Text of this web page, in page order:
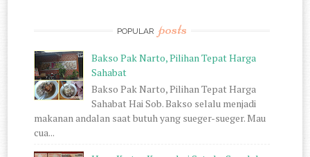
POPULAR posts
Bakso Pak Narto, Pilihan Tepat Harga
Sahabat
Bakso Pak Narto, Pilihan Tepat Harga
Sahabat Hai Sob. Bakso selalu menjadi
makanan andalan saat butuh yang sueger-sueger. Mau
cua...